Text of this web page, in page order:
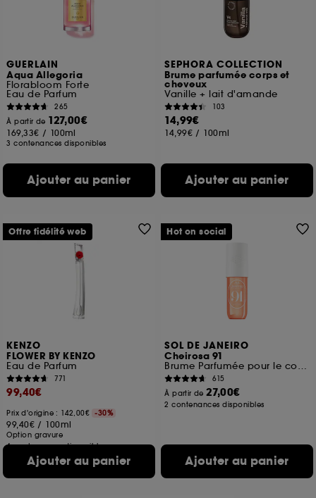
GUERLAIN
Aqua Allegoria
Florabloom Forte
Eau de Parfum
265
À partir de 127,00€
169,33€ / 100ml
3 contenances disponibles
Ajouter au panier
SEPHORA COLLECTION
Brume parfumée corps et
cheveux
Vanille + lait d'amande
103
14,99€
14,99€ / 100ml
Ajouter au panier
KENZO
FLOWER BY KENZO
Eau de Parfum
771
99,40€
Prix d'origine : 142,00€ -30%
99,40€ / 100ml
Option gravure
4 contenances disponibles
Ajouter au panier
Offre fidélité web
SOL DE JANEIRO
Cheirosa 91
Brume Parfumée pour le corps et les cheveux
615
À partir de27,00€
2 contenances disponibles
Ajouter au panier
Hot on social